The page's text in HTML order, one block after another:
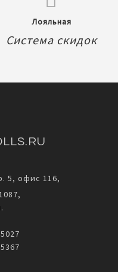
Лояльная
Система скидок
5, офис 116,